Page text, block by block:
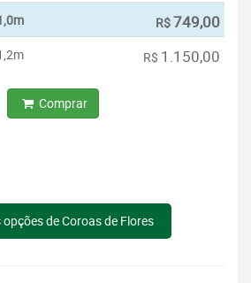
R$749,00
R$ 1.150,00
Comprar
de Coroas de Flores